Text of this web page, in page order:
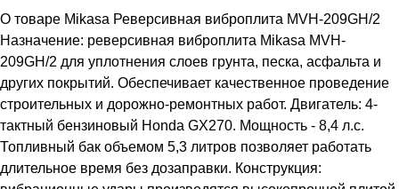
О товаре Mikasa Реверсивная виброплита MVH-209GH/2
Назначение: реверсивная виброплита Mikasa MVH-
209GH/2 для уплотнения слоев грунта, песка, асфальта и
других покрытий. Обеспечивает качественное проведение
строительных и дорожно-ремонтных работ. Двигатель: 4-
тактный бензиновый Honda GX270. Мощность - 8,4 л.с.
Топливный бак объемом 5,3 литров позволяет работать
длительное время без дозаправки. Конструкция: